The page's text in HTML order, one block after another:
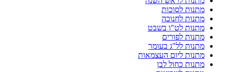
מתנות לסוכות
מתנות לחנוכה
מתנות לט"ו בשבט
מתנות לפורים
מתנות לל"ג בעומר
מתנות ליום העצמאות
מתנות כחול לבן